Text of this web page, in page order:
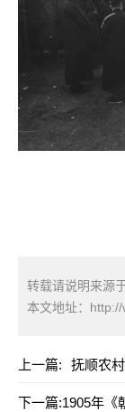
转载请说明来源
本文地址：
上一篇: 抚顺农
下一篇:1905年《